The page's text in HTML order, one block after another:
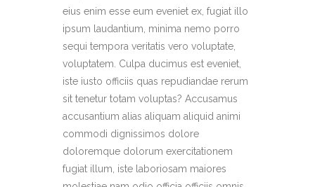
eius enim esse eum eveniet ex, fugiat illo
ipsum laudantium, minima nemo porro
sequi tempora veritatis vero voluptate,
voluptatem. Culpa ducimus est eveniet,
iste iusto officiis quas repudiandae rerum
sit tenetur totam voluptas? Accusamus
accusantium alias aliquam aliquid animi
commodi dignissimos dolore
doloremque dolorum exercitationem
fugiat illum, iste laboriosam maiores